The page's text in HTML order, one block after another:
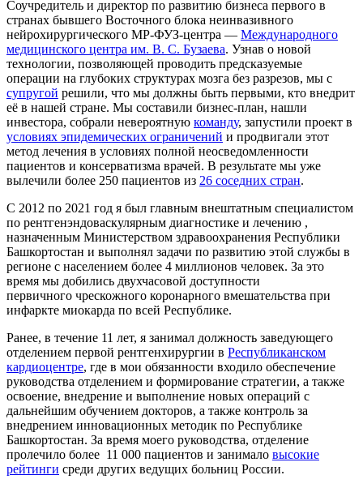
Соучредитель и директор по развитию бизнеса первого в
странах бывшего Восточного блока неинвазивного
нейрохирургического МР-ФУЗ-центра — Международного
медицинского центра им. В. С. Бузаева. Узнав о новой
технологии, позволяющей проводить предсказуемые
операции на глубоких структурах мозга без разрезов, мы с
супругой решили, что мы должны быть первыми, кто внедрит
её в нашей стране. Мы составили бизнес-план, нашли
инвестора, собрали невероятную команду, запустили проект в
условиях эпидемических ограничений и продвигали этот
метод лечения в условиях полной неосведомленности
пациентов и консерватизма врачей. В результате мы уже
вылечили более 250 пациентов из 26 соседних стран.
С 2012 по 2021 год я был главным внештатным специалистом
по рентгенэндоваскулярным диагностике и лечению ,
назначенным Министерством здравоохранения Республики
Башкортостан и выполнял задачи по развитию этой службы в
регионе с населением более 4 миллионов человек. За это
время мы добились двухчасовой доступности
первичного чрескожного коронарного вмешательства при
инфаркте миокарда по всей Республике.
Ранее, в течение 11 лет, я занимал должность заведующего
отделением первой рентгенхирургии в Республиканском
кардиоцентре, где в мои обязанности входило обеспечение
руководства отделением и формирование стратегии, а также
освоение, внедрение и выполнение новых операций с
дальнейшим обучением докторов, а также контроль за
внедрением инновационных методик по Республике
Башкортостан. За время моего руководства, отделение
пролечило более 11 000 пациентов и занимало высокие
рейтинги среди других ведущих больниц России.